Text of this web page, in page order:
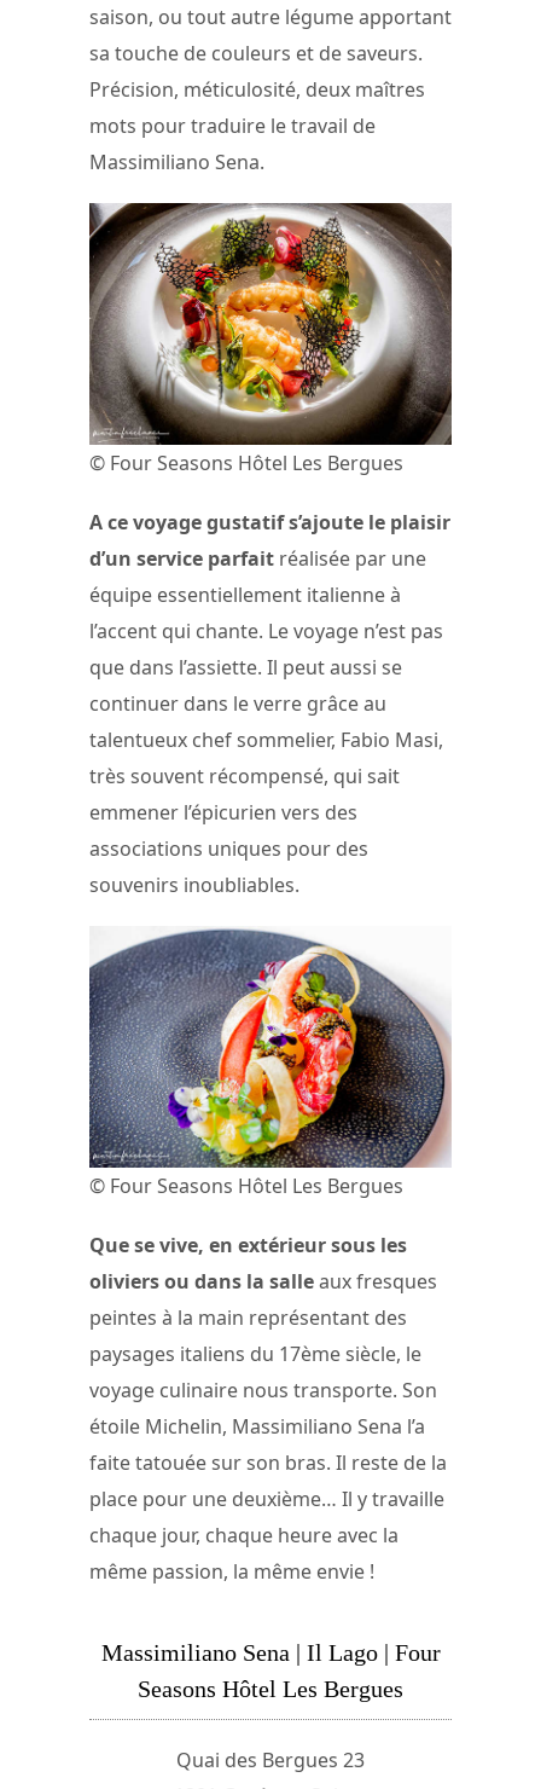
saison, ou tout autre légume apportant
sa touche de couleurs et de saveurs.
Précision, méticulosité, deux maîtres
mots pour traduire le travail de
Massimiliano Sena.
© Four Seasons Hôtel Les Bergues
A ce voyage gustatif s’ajoute le plaisir
d’un service parfait réalisée par une
équipe essentiellement italienne à
l’accent qui chante. Le voyage n’est pas
que dans l’assiette. Il peut aussi se
continuer dans le verre grâce au
talentueux chef sommelier, Fabio Masi,
très souvent récompensé, qui sait
emmener l’épicurien vers des
associations uniques pour des
souvenirs inoubliables.
© Four Seasons Hôtel Les Bergues
Que se vive, en extérieur sous les
oliviers ou dans la salleaux fresques
peintes à la main représentant des
paysages italiens du 17ème siècle, le
voyage culinaire nous transporte. Son
étoile Michelin, Massimiliano Sena l’a
faite tatouée sur son bras. Il reste de la
place pour une deuxième… Il y travaille
chaque jour, chaque heure avec la
même passion, la même envie !
Massimiliano Sena | Il Lago | Four
Seasons Hôtel Les Bergues
Quai des Bergues 23